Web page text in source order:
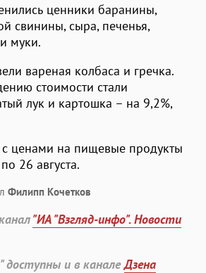
ценники баранины,
свинины, сыра, печенья,
муки.
вареная колбаса и гречка.
стоимости стали
лук и картошка – на 9,2%,
с ценами на пищевые продукты
26 августа.
Филипп Кочетков
"ИА "Взгляд-инфо". Новости
доступны и в каналеДзена